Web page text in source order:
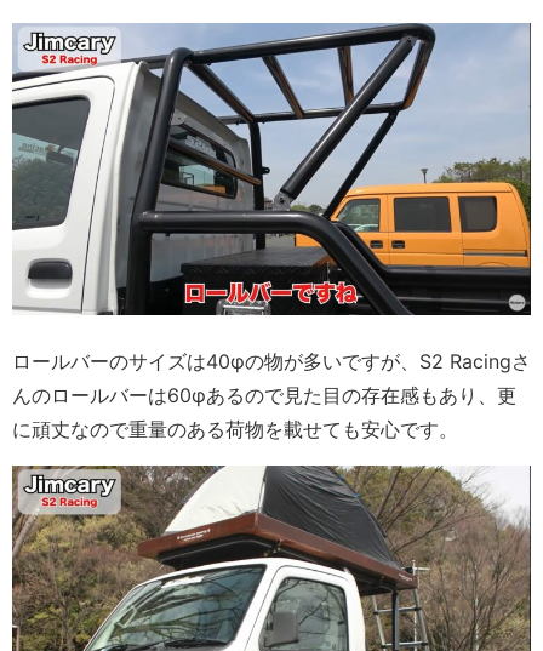
ロールバーのサイズは40φの物が多いですが、S2 Racingさ
んのロールバーは60φあるので見た目の存在感もあり、更
に頑丈なので重量のある荷物を載せても安心です。